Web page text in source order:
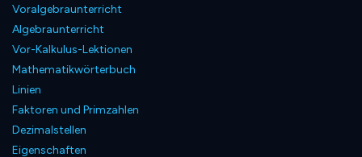
Voralgebraunterricht
Algebraunterricht
Vor-Kalkulus-Lektionen
Mathematikwörterbuch
Linien
Faktoren und Primzahlen
Dezimalstellen
Eigenschaften